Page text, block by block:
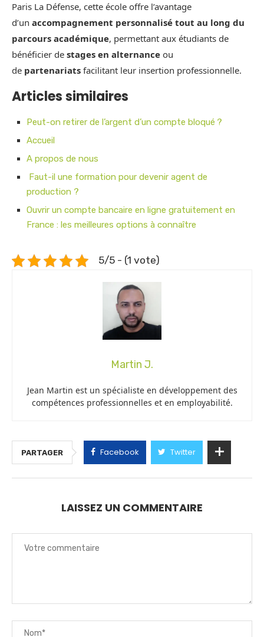
Paris La Défense, cette école offre l’avantage
d’un accompagnement personnalisé tout au long du
parcours académique, permettant aux étudiants de
bénéficier de stages en alternance ou
de partenariats facilitant leur insertion professionnelle.
Articles similaires
Peut-on retirer de l’argent d’un compte bloqué ?
Accueil
A propos de nous
Faut-il une formation pour devenir agent de
production ?
Ouvrir un compte bancaire en ligne gratuitement en
France : les meilleures options à connaître
5/5 - (1 vote)
Martin J.
Jean Martin est un spécialiste en développement des
compétences professionnelles et en employabilité.
PARTAGER Facebook Twitter
LAISSEZ UN COMMENTAIRE